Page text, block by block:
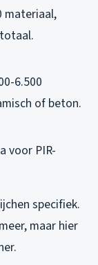
materiaal,
6.500
of beton.
voor PIR-
specifiek.
maar hier